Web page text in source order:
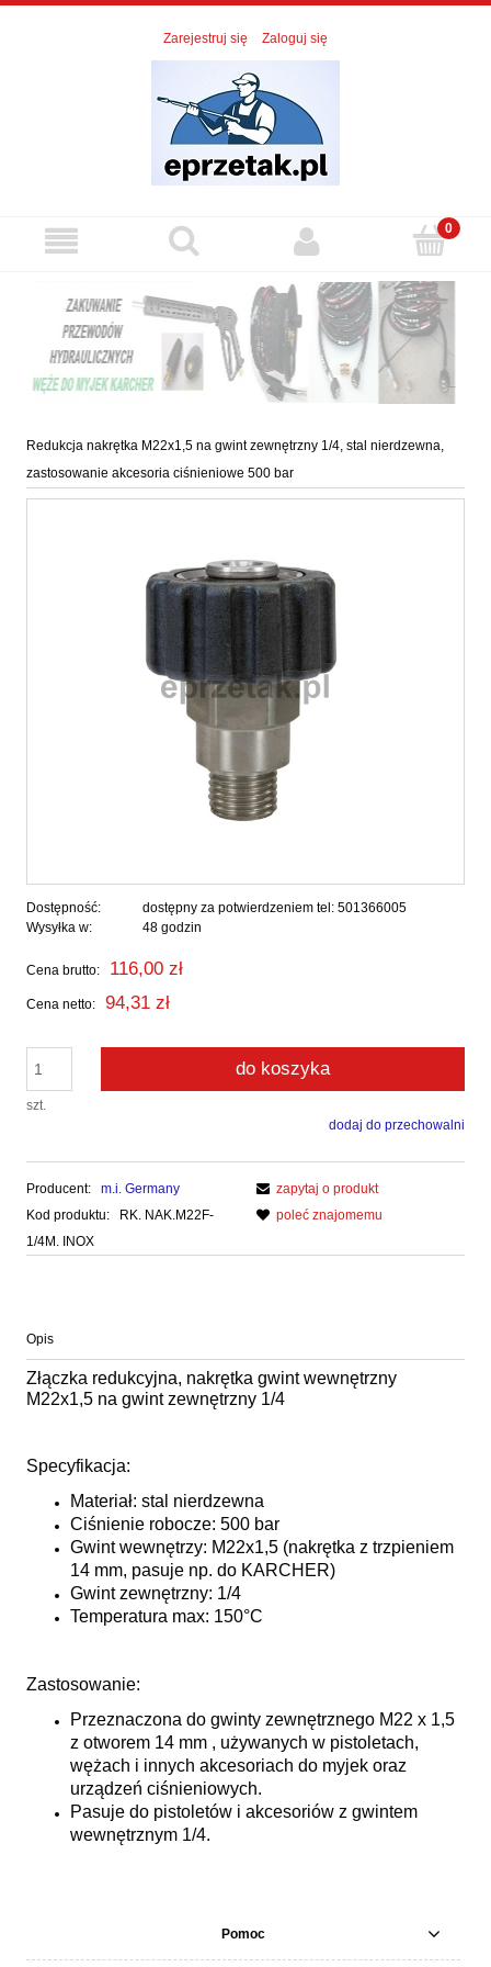
Zarejestruj się Zaloguj się
Redukcja nakrętka M22x1,5 na gwint zewnętrzny 1/4, stal nierdzewna,
zastosowanie akcesoria ciśnieniowe 500 bar
Dostępność:
dostępny za potwierdzeniem tel: 501366005
Wysyłka w:
48 godzin
Cena brutto: 116,00 zł
Cena netto: 94,31 zł
szt.
do koszyka
dodaj do przechowalni
Producent:
m.i. Germany
Kod produktu:
RK. NAK.M22F-
1/4M. INOX
zapytaj o produkt
poleć znajomemu
Opis
Złączka redukcyjna, nakrętka gwint wewnętrzny
M22x1,5 na gwint zewnętrzny 1/4
Specyfikacja:
Materiał: stal nierdzewna
Ciśnienie robocze: 500 bar
Gwint wewnętrzy: M22x1,5 (nakrętka z trzpieniem
14 mm, pasuje np. do KARCHER)
Gwint zewnętrzny: 1/4
Temperatura max: 150°C
Zastosowanie:
Przeznaczona do gwinty zewnętrznego M22 x 1,5
z otworem 14 mm , używanych w pistoletach,
wężach i innych akcesoriach do myjek oraz
urządzeń ciśnieniowych.
Pasuje do pistoletów i akcesoriów z gwintem
wewnętrznym 1/4.
Pomoc